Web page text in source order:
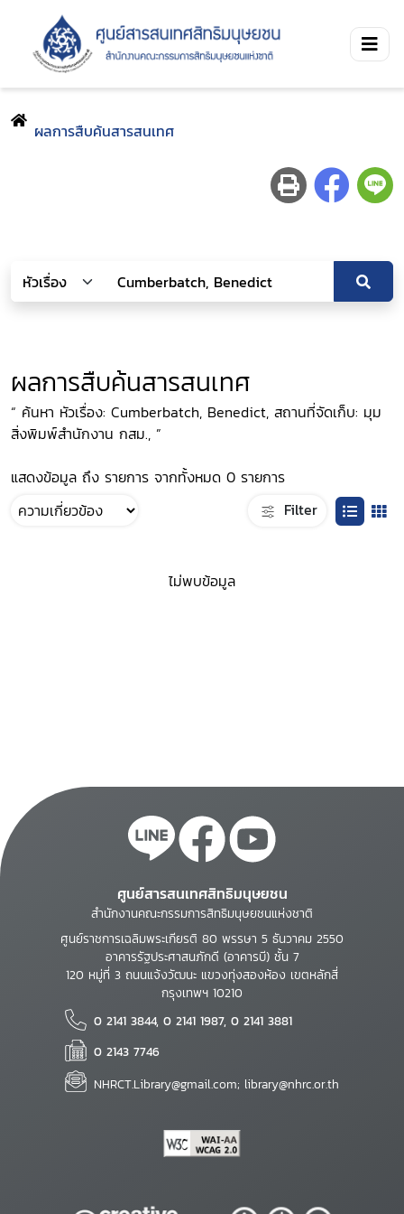
ผลการสืบค้นสารสนเทศ
ผลการสืบค้นสารสนเทศ
“ ค้นหา หัวเรื่อง: Cumberbatch, Benedict, สถานที่จัดเก็บ: มุม
สิ่งพิมพ์สำนักงาน กสม., ”
แสดงข้อมูล ถึง รายการ จากทั้งหมด 0 รายการ
Filter
ไม่พบข้อมูล
ศูนย์สารสนเทศสิทธิมนุษยชน
สำนักงานคณะกรรมการสิทธิมนุษยชนแห่งชาติ
ศูนย์ราชการเฉลิมพระเกียรติ 80 พรรษา 5 ธันวาคม 2550
อาคารรัฐประศาสนภักดี (อาคารบี) ชั้น 7
120 หมู่ที่ 3 ถนนแจ้งวัฒนะ แขวงทุ่งสองห้อง เขตหลักสี่
กรุงเทพฯ 10210
0 2141 3844, 0 2141 1987, 0 2141 3881
0 2143 7746
NHRCT.Library@gmail.com; library@nhrc.or.th